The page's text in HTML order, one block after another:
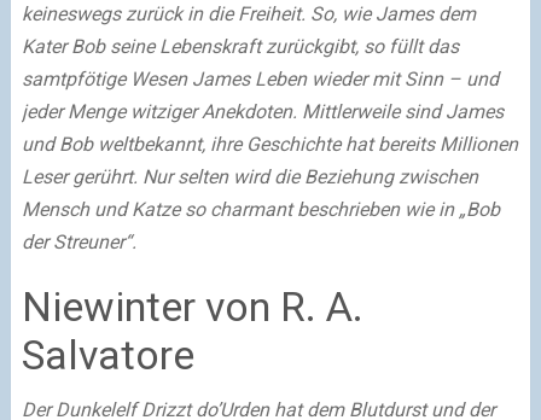
keineswegs zurück in die Freiheit. So, wie James dem
Kater Bob seine Lebenskraft zurückgibt, so füllt das
samtpfötige Wesen James Leben wieder mit Sinn – und
jeder Menge witziger Anekdoten. Mittlerweile sind James
und Bob weltbekannt, ihre Geschichte hat bereits Millionen
Leser gerührt. Nur selten wird die Beziehung zwischen
Mensch und Katze so charmant beschrieben wie in „Bob
der Streuner“.
Niewinter von R. A.
Salvatore
Der Dunkelelf Drizzt do’Urden hat dem Blutdurst und der